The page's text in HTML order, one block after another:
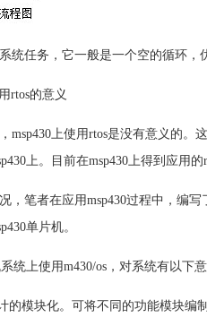
统任务，它一般是一个空的循环，
rtos的意义
msp430上使用rtos是没有意义的。
上。目前在msp430上得到应用
，笔者在应用msp430过程中，编
单片机。
统上使用m430/os，对系统有以下意
的模块化。可将不同的功能模块编